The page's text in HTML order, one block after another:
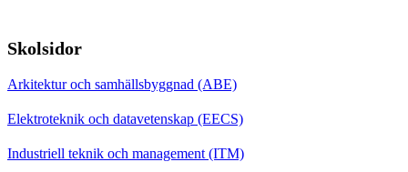
Skolsidor
Arkitektur och samhällsbyggnad (ABE)
Elektroteknik och datavetenskap (EECS)
Industriell teknik och management (ITM)